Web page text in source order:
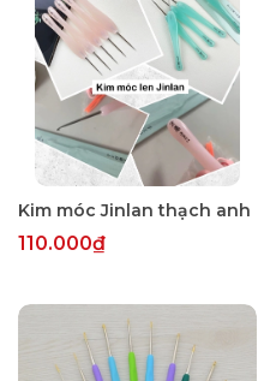
Kim móc Jinlan thạch anh
110.000₫